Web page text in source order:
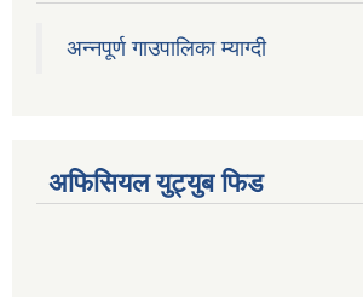
अन्नपूर्ण गाउपालिका म्याग्दी
अफिसियल युट्युब फिड